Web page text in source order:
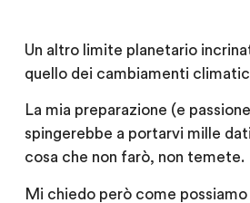
Un altro limite planetario
quello dei cambiamenti
La mia preparazione (e
spingerebbe a portarvi mille
cosa che non farò, non temete.
Mi chiedo però come